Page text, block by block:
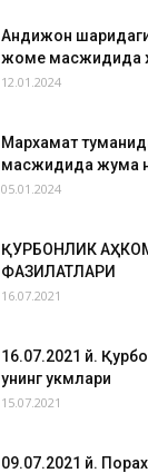
Андижон
жоме масжидида
12.01.2024
Мархамат
масжидида жума
05.01.2024
ҚУРБОНЛИК
ФАЗИЛАТЛАРИ
16.07.2021
16.07.2021 й.
унинг ҳукмлари
15.07.2021
09.07.2021 й.